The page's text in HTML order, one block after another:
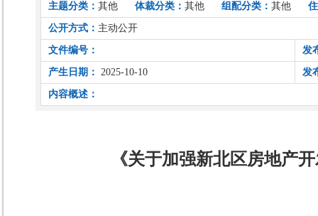
主题分类： 其他 体裁分类： 其他 组配分类： 其他
公开方式： 主动公开
文件编号： 发
产生日期： 2025-10-10 发
内容概述：
《关于加强新北区房地产